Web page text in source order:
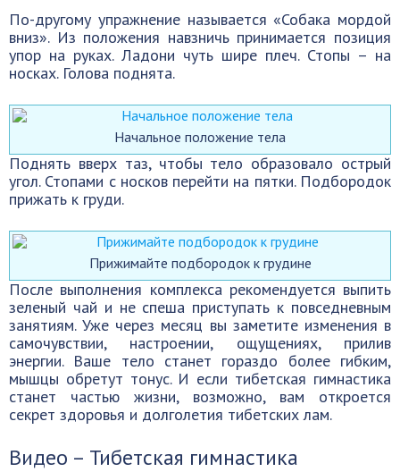
По-другому упражнение называется «Собака мордой
вниз». Из положения навзничь принимается позиция
упор на руках. Ладони чуть шире плеч. Стопы – на
носках. Голова поднята.
Начальное положение тела
Поднять вверх таз, чтобы тело образовало острый
угол. Стопами с носков перейти на пятки. Подбородок
прижать к груди.
Прижимайте подбородок к грудине
После выполнения комплекса рекомендуется выпить
зеленый чай и не спеша приступать к повседневным
занятиям. Уже через месяц вы заметите изменения в
самочувствии, настроении, ощущениях, прилив
энергии. Ваше тело станет гораздо более гибким,
мышцы обретут тонус. И если тибетская гимнастика
станет частью жизни, возможно, вам откроется
секрет здоровья и долголетия тибетских лам.
Видео – Тибетская гимнастика